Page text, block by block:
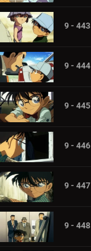
9 - 443
9 - 444
9 - 445
9 - 446
9 - 447
9 - 448